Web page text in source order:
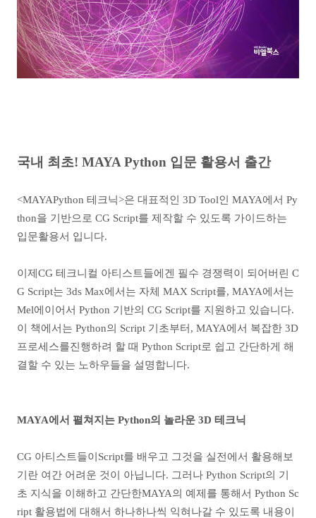
국내 최초! MAYA Python 입문 활용서 출간
<MAYAPython 테크닉>은 대표적인 3D Tool인 MAYA에서 Py
thon을 기반으로 CG Script를 제작할 수 있도록 가이드하는
입문활용서 입니다.
이제CG 테크니컬 아티스트들에겐 필수 경쟁력이 되어버린 C
G Script는 3ds Max에서는 자체 MAX Script를, MAYA에서는
Mel에이어서 Python 기반의 CG Script를 지원하고 있습니다.
이 책에서는 Python의 Script 기초부터, MAYA에서 복잡한 3D
프로세스를진행하려 할 때 Python Script로 쉽고 간단하게 해
결할 수 있는 노하우들을 설명합니다.
MAYA에서 펼쳐지는 Python의 놀라운 3D 테크닉
CG 아티스트들이Script를 배우고 그것을 실전에서 활용해보
기란 여간 어려운 것이 아닙니다. 그러나 Python Script의 기
초 지식을 이해하고 간단한MAYA의 예제를 통해서 Python Sc
ript 활용법에 대해서 하나하나씩 익혀나갈 수 있도록 내용이